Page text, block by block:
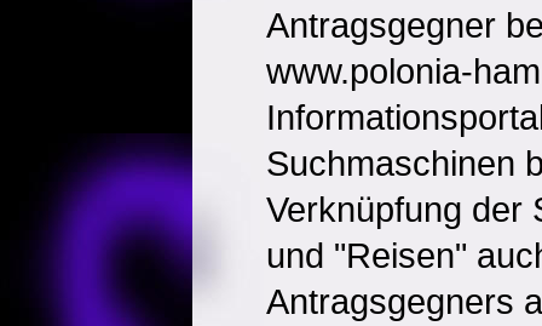
Antragsgegner
www.polonia-
Suchmaschinen
Verknüpfung der
und "Reisen"
Antragsgegners